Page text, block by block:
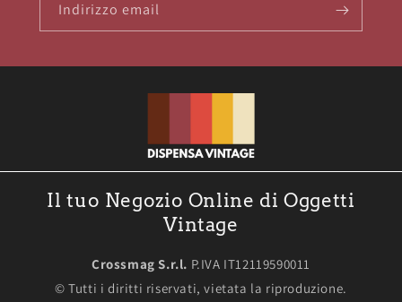
Indirizzo email
Il tuo Negozio Online di Oggetti
Vintage
Crossmag S.r.l. P.IVA IT12119590011
© Tutti i diritti riservati, vietata la riproduzione.